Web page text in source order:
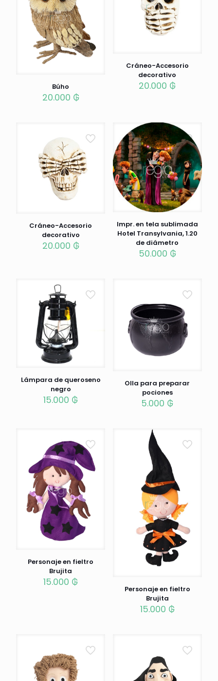
Búho
20.000 ₲
Cráneo-Accesorio
decorativo
20.000 ₲
Cráneo-Accesorio
decorativo
20.000 ₲
Impr. en tela sublimada
Hotel Transylvania, 1.20
de diámetro
50.000 ₲
Lámpara de queroseno
negro
15.000 ₲
Olla para preparar
pociones
5.000 ₲
Personaje en fieltro
Brujita
15.000 ₲
Personaje en fieltro
Brujita
15.000 ₲